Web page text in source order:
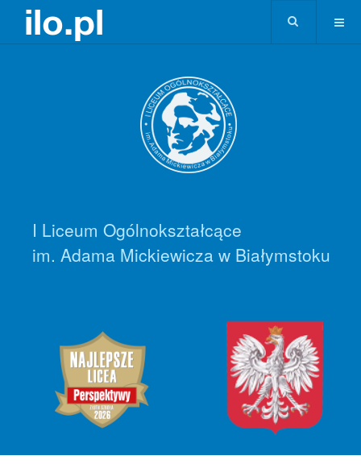
I Liceum Ogólnokształcące
im. Adama Mickiewicza w Białymstoku